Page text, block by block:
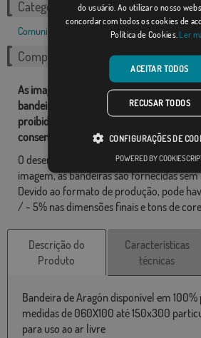
Categorias relacionadas:
Comunidades Autónomas,Espanholas,
Compartilhe esta bandeira
As imagens e outros recursos
bandeiras são de propriedade de
proibido a sua reprodução, utilização e
consentimento expresso da empresa.
O desenho final pode diferir ligeiramente
imagem, as bandeiras são fornecidas
Devido ao formato de produção, pode
/ - 5% nas dimensões finais e tons de
Descrição do
Produto
Características
técnicas
Bandeira de Aragón disponível em
medidas de 060X100 até 150x300
para uso ao ar livre
do usuário. Ao utilizar o nosso
concordar com todos os cookies de
Política de Cookies. Ler
ACEITAR TODOS
RECUSAR TODOS
CONFIGURAÇÕES DE
POWERED BY